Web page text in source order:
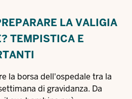
LA VALIGIA
TEMPISTICA E
la borsa dell'ospedale tra la
di gravidanza. Da